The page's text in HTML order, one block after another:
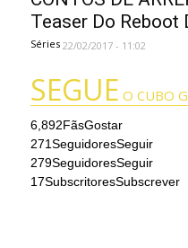
Teaser Do Reboot
Séries 22/02/2017 - 11:02
SEGUE O CUBO
6,892FãsGostar
271SeguidoresSeguir
279SeguidoresSeguir
17SubscritoresSubscrever